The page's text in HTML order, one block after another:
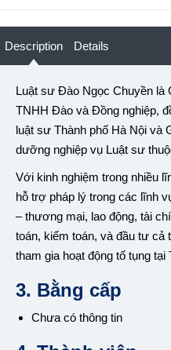
Description Details
Luật sư Đào Ngọc Chuyền là
TNHH Đào và Đồng nghiệp,
luật sư Thành phố Hà Nội và
dưỡng nghiệp vụ Luật sư
Với kinh nghiệm trong nhiều
hỗ trợ pháp lý trong các lĩnh
– thương mại, lao động, tài
toán, kiểm toán, và đầu tư cả
tham gia hoạt động tố tụng
3. Bằng cấp
Chưa có thông tin